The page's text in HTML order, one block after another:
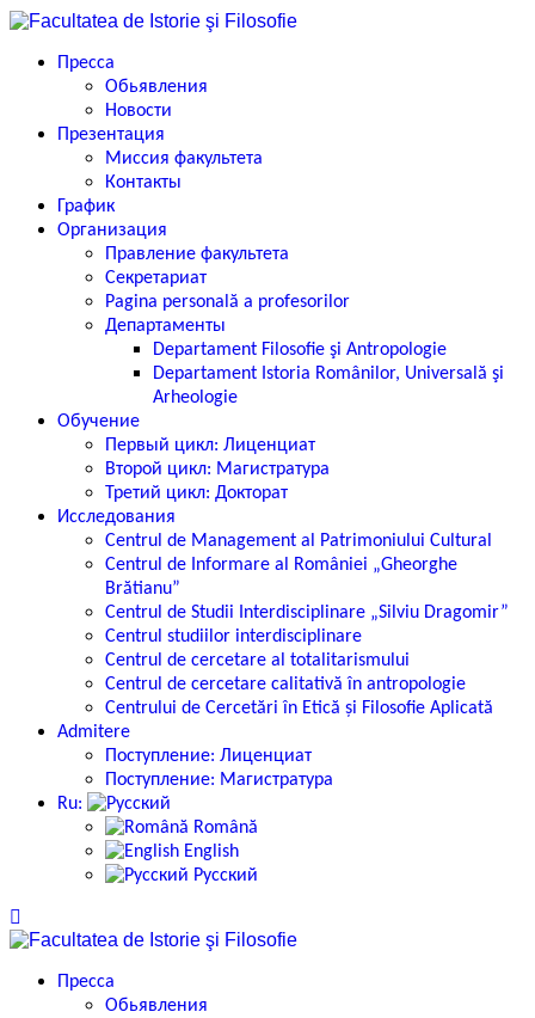
Пресса
Обьявления
Новости
Презентация
Миссия факультета
Контакты
График
Организация
Правление факультета
Секретариат
Pagina personală a profesorilor
Департаменты
Departament Filosofie şi Antropologie
Departament Istoria Românilor, Universală şi
Arheologie
Обучение
Первый цикл: Лиценциат
Второй цикл: Магистратура
Третий цикл: Докторат
Исследования
Centrul de Management al Patrimoniului Cultural
Centrul de Informare al României „Gheorghe
Brătianu”
Centrul de Studii Interdisciplinare „Silviu Dragomir”
Centrul studiilor interdisciplinare
Centrul de cercetare al totalitarismului
Centrul de cercetare calitativă în antropologie
Centrului de Cercetări în Etică și Filosofie Aplicată
Admitere
Поступление: Лиценциат
Поступление: Магистратура
Ru:
Română
English
Русский
Пресса
Обьявления